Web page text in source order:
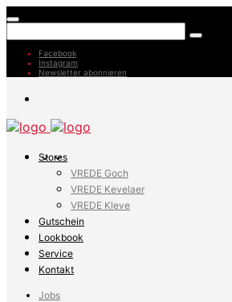
Facebook
Instagram
Newsletter abonnieren
Stores
VREDE Goch
VREDE Kevelaer
VREDE Kleve
Gutschein
Lookbook
Service
Kontakt
Jobs